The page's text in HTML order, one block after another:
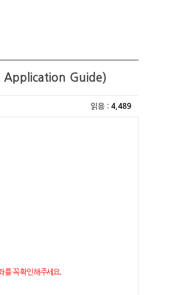
Application Guide)
읽음 : 4,489
를 꼭 확인해주세요.